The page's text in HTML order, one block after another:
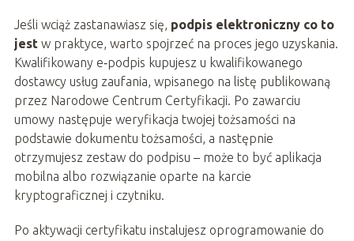
Jeśli wciąż zastanawiasz się, podpis elektroniczny co to
jestw praktyce, warto spojrzeć na proces jego uzyskania.
Kwalifikowany e‑podpis kupujesz u kwalifikowanego
dostawcy usług zaufania, wpisanego na listę publikowaną
przez Narodowe Centrum Certyfikacji. Po zawarciu
umowy następuje weryfikacja twojej tożsamości na
podstawie dokumentu tożsamości, a następnie
otrzymujesz zestaw do podpisu – może to być aplikacja
mobilna albo rozwiązanie oparte na karcie
kryptograficznej i czytniku.
Po aktywacji certyfikatu instalujesz oprogramowanie do